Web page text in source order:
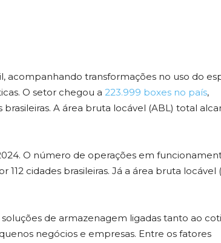
acompanhando transformações no uso do
O setor chegou a 223.999 boxes no país,
A área bruta locável (ABL) total
O número de operações em
cidades brasileiras. Já a área bruta locável
de armazenagem ligadas tanto ao
negócios e empresas. Entre os fatores